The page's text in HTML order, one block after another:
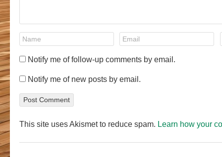
Notify me of follow-up comments by email.
Notify me of new posts by email.
This site uses Akismet to reduce spam. Learn how your